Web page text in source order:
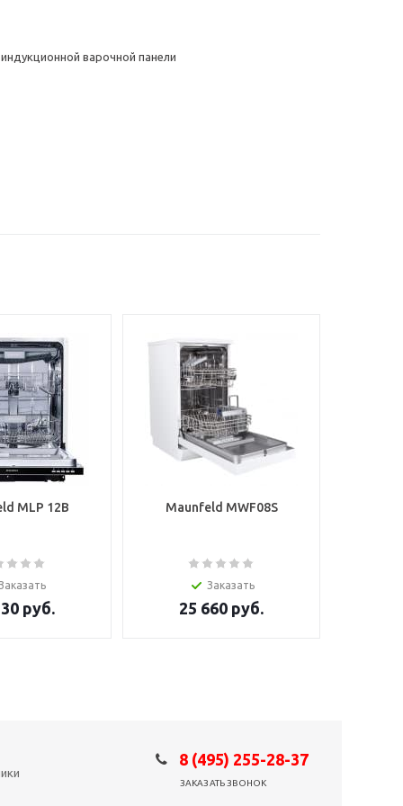
варочной панели
MLP 12B
руб.
Maunfeld MWF08S
Заказать
25 660 руб.
8 (495) 255-28-37
ЗАКАЗАТЬ ЗВОНОК